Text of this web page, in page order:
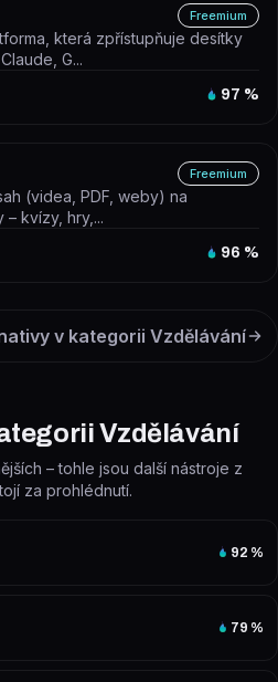
Freemium
která zpřístupňuje desítky
G...
97 %
Freemium
(videa, PDF, weby) na
kvízy, hry,...
96 %
v kategorii Vzdělávání
Vzdělávání
– tohle jsou další nástroje z
za prohlédnutí.
92 %
79 %